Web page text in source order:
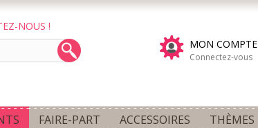
NOUS !
MON COMPTE
Connectez-vous
FAIRE-PART ACCESSOIRES THÈMES